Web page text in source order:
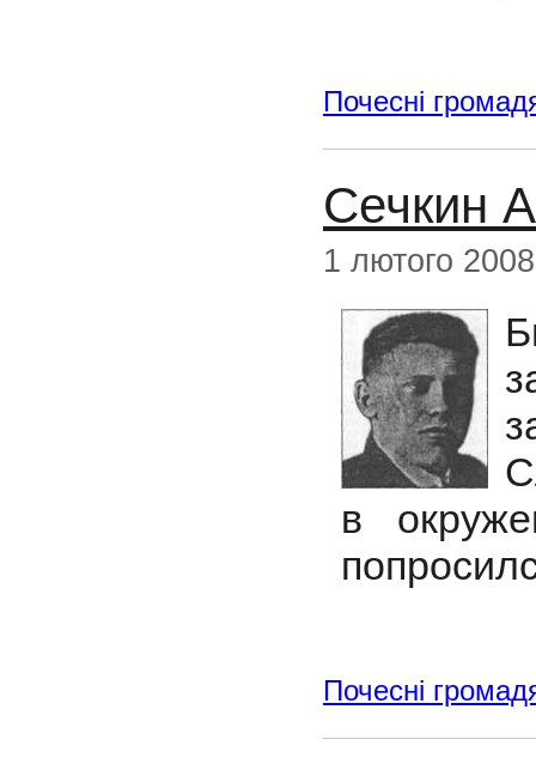
Почесні
Сечкин
1 лютого 2008
в
Почесні